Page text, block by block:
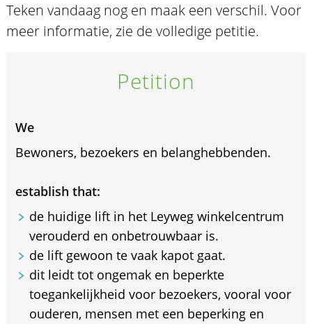
Teken vandaag nog en maak een verschil. Voor
meer informatie, zie de volledige petitie.
Petition
We
Bewoners, bezoekers en belanghebbenden.
establish that:
de huidige lift in het Leyweg winkelcentrum
verouderd en onbetrouwbaar is.
de lift gewoon te vaak kapot gaat.
dit leidt tot ongemak en beperkte
toegankelijkheid voor bezoekers, vooral voor
ouderen, mensen met een beperking en